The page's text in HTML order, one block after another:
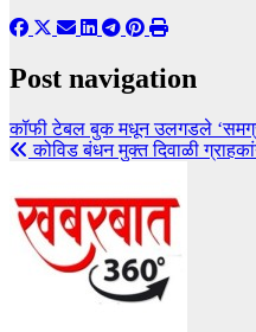
Post navigation
कॉफी टेबल बुक मधून उलगडले ‘समग्र
कोविड बंधन मुक्त दिवाळी